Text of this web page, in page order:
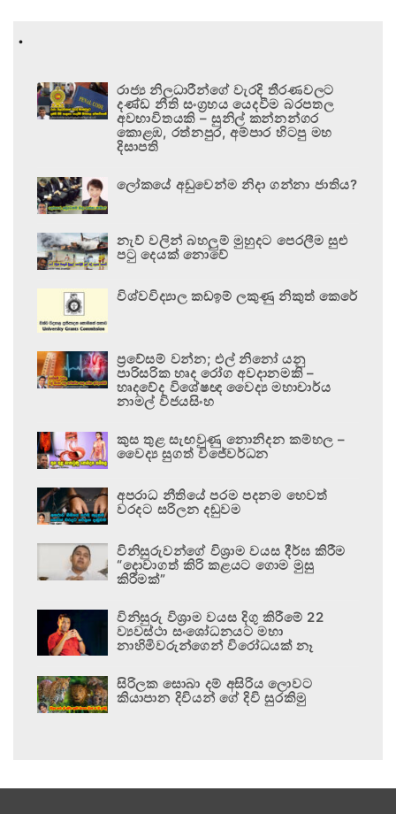
.
රාජ්‍ය නිලධාරීන්ගේ වැරදි තීරණවලට
දණ්ඩ නීති සංග්‍රහය යෙදවීම බරපතල
අවභාවිතයකි – සුනිල් කන්නන්ගර
කොළඹ, රත්නපුර, අම්පාර හිටපු මහ
දිසාපති
ලෝකයේ අඩුවෙන්ම නිදා ගන්නා ජාතිය?
නැව් වලින් බහලුම් මුහුදට පෙරලීම සුළු
පටු දෙයක් නොවේ
විශ්වවිද්‍යාල කඩඉම් ලකුණු නිකුත් කෙරේ
ප්‍රවේසම් වන්න; එල් නිනෝ යනු
පාරිසරික හෘද රෝග අවදානමකි –
හෘදවේද විශේෂඥ වෛද්‍ය මහාචාර්ය
නාමල් විජයසිංහ
කුස තුළ සැඟවුණු නොනිදන කම්හල –
වෛද්‍ය සුගත් විජේවර්ධන
අපරාධ නීතියේ පරම පදනම හෙවත්
වරදට සරිලන දඬුවම
විනිසුරුවන්ගේ විශ්‍රාම වයස දීර්ඝ කිරීම
“දොවාගත් කිරි කළයට ගොම මුසු
කිරීමක්”
විනිසුරු විශ්‍රාම වයස දිගු කිරීමේ 22
ව්‍යවස්ථා සංශෝධනයට මහා
නාහිමිවරුන්ගෙන් විරෝධයක් නෑ
සිරිලක සොබා දම් අසිරිය ලොවට
කියාපාන දිවියන් ගේ දිවි සුරකිමු